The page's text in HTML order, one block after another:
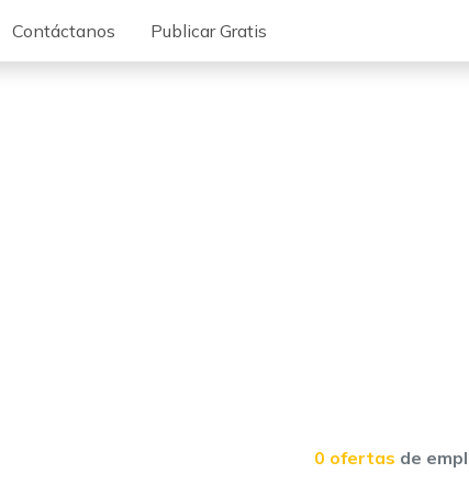
Contáctanos Publicar Gratis
0 ofertas de